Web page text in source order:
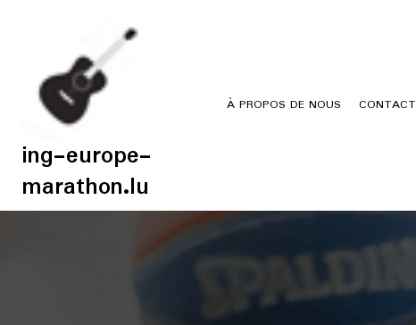
ing-europe-
marathon.lu
À PROPOS DE NOUS CONTACT